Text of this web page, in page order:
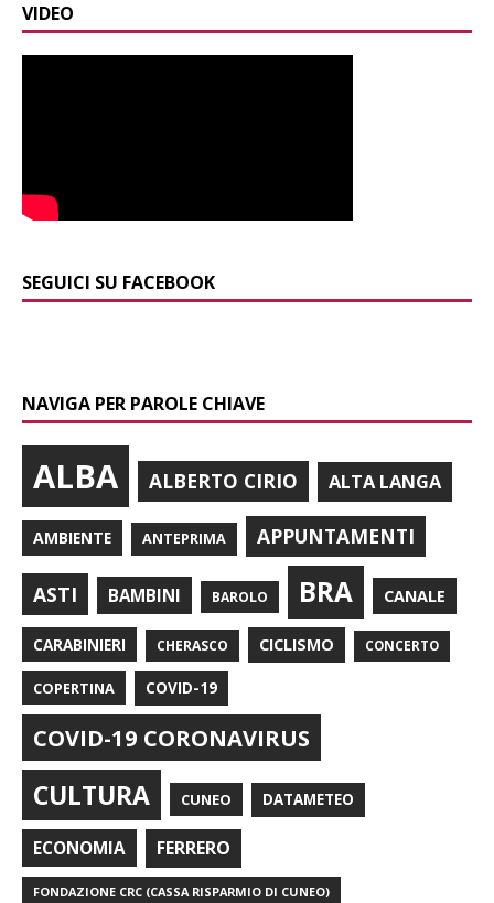
VIDEO
SEGUICI SU FACEBOOK
NAVIGA PER PAROLE CHIAVE
ALBA ALBERTO CIRIO ALTA LANGA
AMBIENTE ANTEPRIMA APPUNTAMENTI
ASTI BAMBINI BAROLO BRA CANALE
CARABINIERI CHERASCO CICLISMO CONCERTO
COPERTINA COVID-19
COVID-19 CORONAVIRUS
CULTURA CUNEO DATAMETEO
ECONOMIA FERRERO
FONDAZIONE CRC (CASSA RISPARMIO DI CUNEO)